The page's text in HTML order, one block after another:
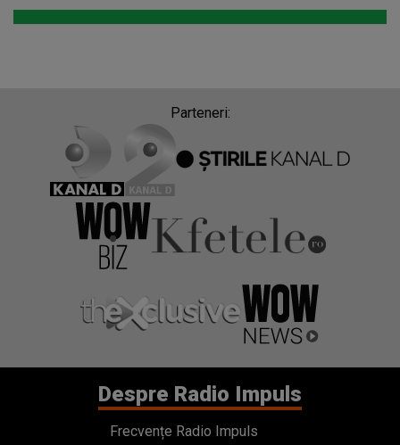
Parteneri:
Despre Radio Impuls
Frecvențe Radio Impuls